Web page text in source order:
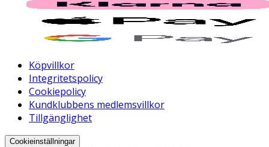
Köpvillkor
Integritetspolicy
Cookiepolicy
Kundklubbens medlemsvillkor
Tillgänglighet
Cookieinställningar